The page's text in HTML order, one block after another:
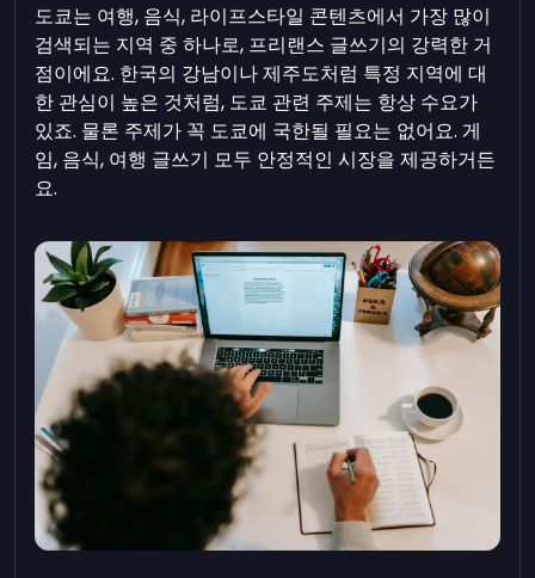
도쿄는 여행, 음식, 라이프스타일 콘텐츠에서 가장 많이
검색되는 지역 중 하나로, 프리랜스 글쓰기의 강력한 거
점이에요. 한국의 강남이나 제주도처럼 특정 지역에 대
한 관심이 높은 것처럼, 도쿄 관련 주제는 항상 수요가
있죠. 물론 주제가 꼭 도쿄에 국한될 필요는 없어요. 게
임, 음식, 여행 글쓰기 모두 안정적인 시장을 제공하거든
요.